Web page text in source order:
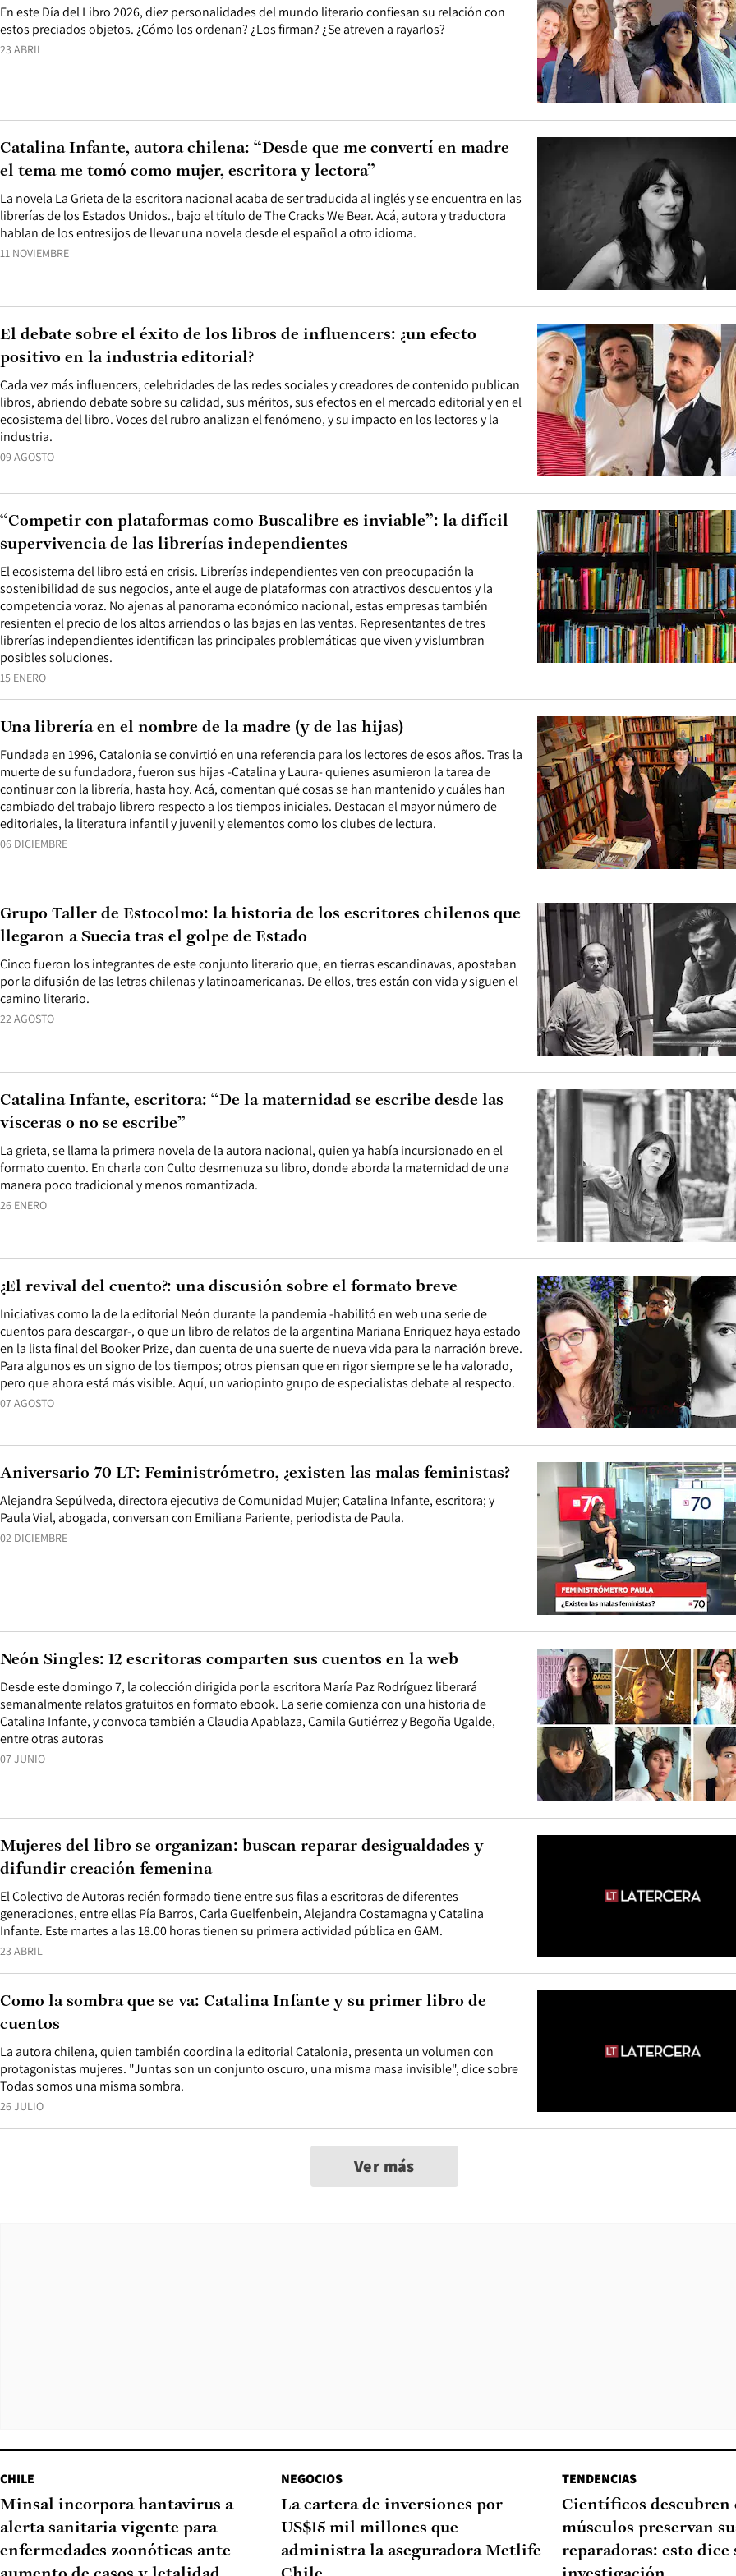
23 ABRIL
En este Día del Libro 2026, diez personalidades del mundo literario confiesan su relación con
estos preciados objetos. ¿Cómo los ordenan? ¿Los firman? ¿Se atreven a rayarlos?
11 NOVIEMBRE
La novela La Grieta de la escritora nacional acaba de ser traducida al inglés y se encuentra en las
librerías de los Estados Unidos., bajo el título de The Cracks We Bear. Acá, autora y traductora
hablan de los entresijos de llevar una novela desde el español a otro idioma.
Catalina Infante, autora chilena: “Desde que me convertí en madre
el tema me tomó como mujer, escritora y lectora”
09 AGOSTO
Cada vez más influencers, celebridades de las redes sociales y creadores de contenido publican
libros, abriendo debate sobre su calidad, sus méritos, sus efectos en el mercado editorial y en el
ecosistema del libro. Voces del rubro analizan el fenómeno, y su impacto en los lectores y la
industria.
El debate sobre el éxito de los libros de influencers: ¿un efecto
positivo en la industria editorial?
15 ENERO
El ecosistema del libro está en crisis. Librerías independientes ven con preocupación la
sostenibilidad de sus negocios, ante el auge de plataformas con atractivos descuentos y la
competencia voraz. No ajenas al panorama económico nacional, estas empresas también
resienten el precio de los altos arriendos o las bajas en las ventas. Representantes de tres
librerías independientes identifican las principales problemáticas que viven y vislumbran
posibles soluciones.
“Competir con plataformas como Buscalibre es inviable”: la difícil
supervivencia de las librerías independientes
06 DICIEMBRE
Fundada en 1996, Catalonia se convirtió en una referencia para los lectores de esos años. Tras la
muerte de su fundadora, fueron sus hijas -Catalina y Laura- quienes asumieron la tarea de
continuar con la librería, hasta hoy. Acá, comentan qué cosas se han mantenido y cuáles han
cambiado del trabajo librero respecto a los tiempos iniciales. Destacan el mayor número de
editoriales, la literatura infantil y juvenil y elementos como los clubes de lectura.
Una librería en el nombre de la madre (y de las hijas)
22 AGOSTO
Cinco fueron los integrantes de este conjunto literario que, en tierras escandinavas, apostaban
por la difusión de las letras chilenas y latinoamericanas. De ellos, tres están con vida y siguen el
camino literario.
Grupo Taller de Estocolmo: la historia de los escritores chilenos que
llegaron a Suecia tras el golpe de Estado
26 ENERO
La grieta, se llama la primera novela de la autora nacional, quien ya había incursionado en el
formato cuento. En charla con Culto desmenuza su libro, donde aborda la maternidad de una
manera poco tradicional y menos romantizada.
Catalina Infante, escritora: “De la maternidad se escribe desde las
vísceras o no se escribe”
07 AGOSTO
Iniciativas como la de la editorial Neón durante la pandemia -habilitó en web una serie de
cuentos para descargar-, o que un libro de relatos de la argentina Mariana Enriquez haya estado
en la lista final del Booker Prize, dan cuenta de una suerte de nueva vida para la narración breve.
Para algunos es un signo de los tiempos; otros piensan que en rigor siempre se le ha valorado,
pero que ahora está más visible. Aquí, un variopinto grupo de especialistas debate al respecto.
¿El revival del cuento?: una discusión sobre el formato breve
02 DICIEMBRE
Alejandra Sepúlveda, directora ejecutiva de Comunidad Mujer; Catalina Infante, escritora; y
Paula Vial, abogada, conversan con Emiliana Pariente, periodista de Paula.
Aniversario 70 LT: Feministrómetro, ¿existen las malas feministas?
07 JUNIO
Desde este domingo 7, la colección dirigida por la escritora María Paz Rodríguez liberará
semanalmente relatos gratuitos en formato ebook. La serie comienza con una historia de
Catalina Infante, y convoca también a Claudia Apablaza, Camila Gutiérrez y Begoña Ugalde,
entre otras autoras
Neón Singles: 12 escritoras comparten sus cuentos en la web
23 ABRIL
El Colectivo de Autoras recién formado tiene entre sus filas a escritoras de diferentes
generaciones, entre ellas Pía Barros, Carla Guelfenbein, Alejandra Costamagna y Catalina
Infante. Este martes a las 18.00 horas tienen su primera actividad pública en GAM.
Mujeres del libro se organizan: buscan reparar desigualdades y
difundir creación femenina
26 JULIO
La autora chilena, quien también coordina la editorial Catalonia, presenta un volumen con
protagonistas mujeres. "Juntas son un conjunto oscuro, una misma masa invisible", dice sobre
Todas somos una misma sombra.
Como la sombra que se va: Catalina Infante y su primer libro de
cuentos
Ver más
CHILE
Minsal incorpora hantavirus a
alerta sanitaria vigente para
enfermedades zoonóticas ante
NEGOCIOS
La cartera de inversiones por
US$15 mil millones que
administra la aseguradora Metlife
TENDENCIAS
Científicos descubren
músculos preservan
reparadoras: esto dice